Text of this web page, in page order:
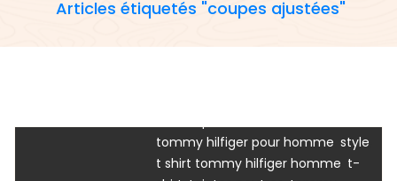
Articles étiquetés "coupes ajustées"
tee shirt
tommy
oversize ,designs classiques,
tommy hilfiger pour homme style
t shirt tommy hilfiger homme t-